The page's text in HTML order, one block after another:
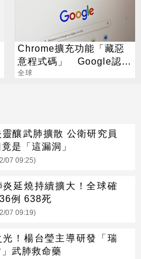
Chrome擴充功能「藏惡
意程式碼」 Google認
了：已下架
全球
靈釀武肺擴散 公衛研究員
是「這漏洞」
07 09:25)
炎延燒持續擴大！全球確
例 638死
07 09:19)
光！楊台瑩主導研發「瑞
武肺救命藥